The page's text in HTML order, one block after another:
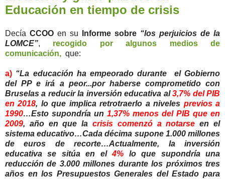
Educación en tiempo de crisis
Decía CCOO en su Informe sobre “los perjuicios de la
LOMCE”, recogido por algunos medios de
comunicación, que:
a) “La educación ha empeorado durante el Gobierno
del PP e irá a peor...por haberse comprometido con
Bruselas a reducir la inversión educativa al3,7% del PIB
en 2018, lo que implica retrotraerlo a niveles previos a
1990…Esto supondría un 1,37% menos del PIB que en
2009, año en que la crisis comenzó a notarseen el
sistema educativo…Cada décima supone 1.000 millones
de euros de recorte…Actualmente, la inversión
educativa se sitúa en el4% lo que supondría una
reducción de 3.000 millones durante los próximos tres
años en los Presupuestos Generales del Estado para